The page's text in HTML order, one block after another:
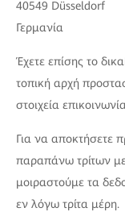
40549 Düsseldorf
Γερμανία
Έχετε επίσης το
τοπική αρχή
στοιχεία
Για να αποκτήσετε
παραπάνω τρίτων
μοιραστούμε τα
εν λόγω τρίτα μέρη.